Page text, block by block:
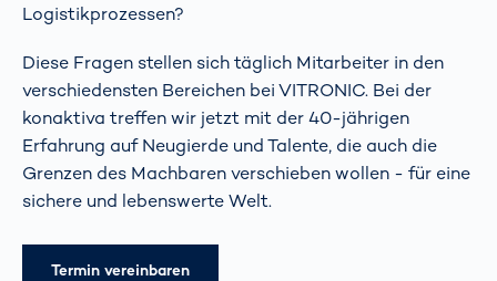
Logistikprozessen?
Diese Fragen stellen sich täglich Mitarbeiter in den
verschiedensten Bereichen bei VITRONIC. Bei der
konaktiva treffen wir jetzt mit der 40-jährigen
Erfahrung auf Neugierde und Talente, die auch die
Grenzen des Machbaren verschieben wollen - für eine
sichere und lebenswerte Welt.
Termin vereinbaren